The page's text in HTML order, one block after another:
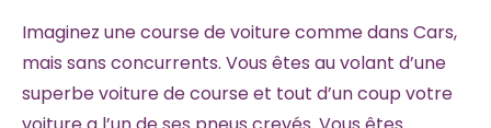
Imaginez une course de voiture comme dans Cars,
mais sans concurrents. Vous êtes au volant d’une
superbe voiture de course et tout d’un coup votre